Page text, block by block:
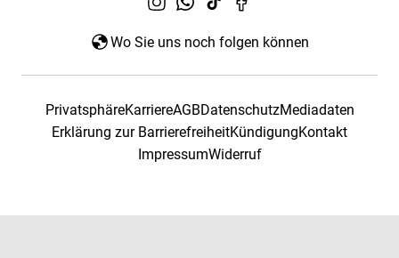
Wo Sie uns noch folgen können
PrivatsphäreKarriereAGBDatenschutzMediadaten
Erklärung zur BarrierefreiheitKündigungKontakt
ImpressumWiderruf